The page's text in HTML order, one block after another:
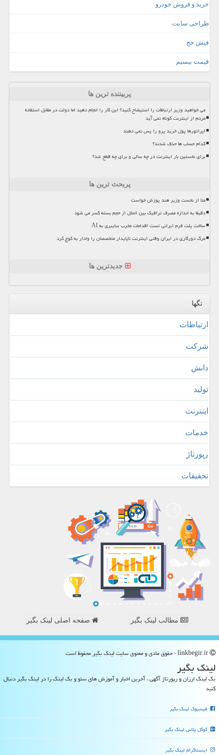
خرید و فروش خودرو
طراحی سایت
فیش حج
قیمت بیسیم
پربیننده ترین ها
می خواهید وزیر ارتباطات را استیضاح کنید؟ این کار را انجام دهید اما دولت در مقابل استفاده
مردم از اینترنت کوتاه نمی آید
اپراتورها پول خرید پرو را پس نمی دهند
کدام حساب ها حذف شدند؟
برای نخستین بار اینترنت در چه سالی و برای چه قطع شد؟
پربحث ترین ها
متا از نخست وزیر هند پوزش خواست
دقیقا به اندازه مصرف ترافیک بین الملل از حجم بسته کسر می شود
ساخت پلت فرم ایرانی تست اقدامات مخرب سایبری به AI
مرگ دورکاری در ایران وقتی اینترنت ناپایدار متخصصان را وادار به کوچ کرد
جدیدترین ها
تگها
ارتباطات
شركت
دانش
تولید
اینترنت
خدمات
رپورتاژ
تحقیقات
مطالب لینک بگیر صفحه اصلی لینک بگیر
لینك بگیر
بک لینک ارزان و رپورتاژ آگهی ، آخرین اخبار و آموزش های سئو و بک لینک را در لینک بگیر دنبال
کنید
فیسبوک لینک بگیر
گوگل پلاس لینک بگیر
اینستاگرام لینک بگیر